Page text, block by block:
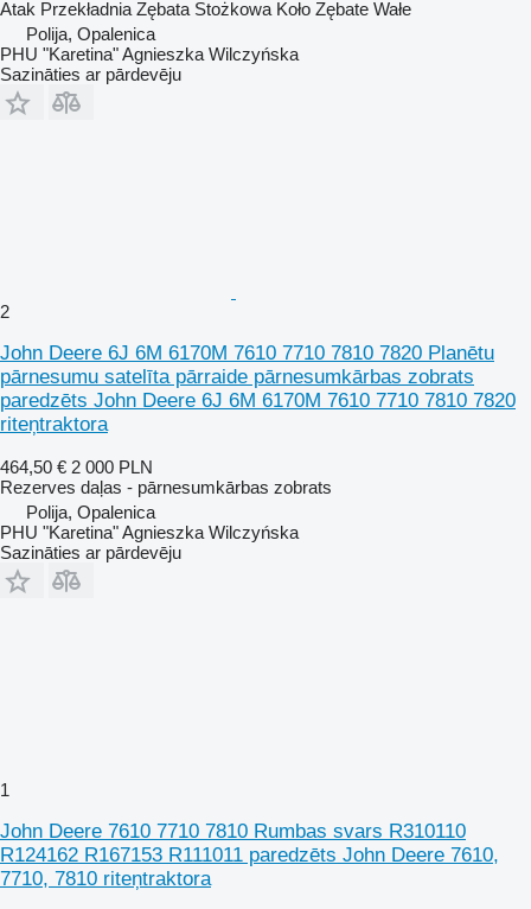
Atak Przekładnia Zębata Stożkowa Koło Zębate Wałe
Polija, Opalenica
PHU "Karetina" Agnieszka Wilczyńska
Sazināties ar pārdevēju
2
John Deere 6J 6M 6170M 7610 7710 7810 7820 Planētu
pārnesumu satelīta pārraide pārnesumkārbas zobrats
paredzēts John Deere 6J 6M 6170M 7610 7710 7810 7820
riteņtraktora
464,50 € 2 000 PLN
Rezerves daļas - pārnesumkārbas zobrats
Polija, Opalenica
PHU "Karetina" Agnieszka Wilczyńska
Sazināties ar pārdevēju
1
John Deere 7610 7710 7810 Rumbas svars R310110
R124162 R167153 R111011 paredzēts John Deere 7610,
7710, 7810 riteņtraktora